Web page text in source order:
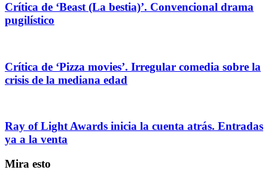
Crítica de ‘Beast (La bestia)’. Convencional drama
pugilístico
Crítica de ‘Pizza movies’. Irregular comedia sobre la
crisis de la mediana edad
Ray of Light Awards inicia la cuenta atrás. Entradas
ya a la venta
Mira esto